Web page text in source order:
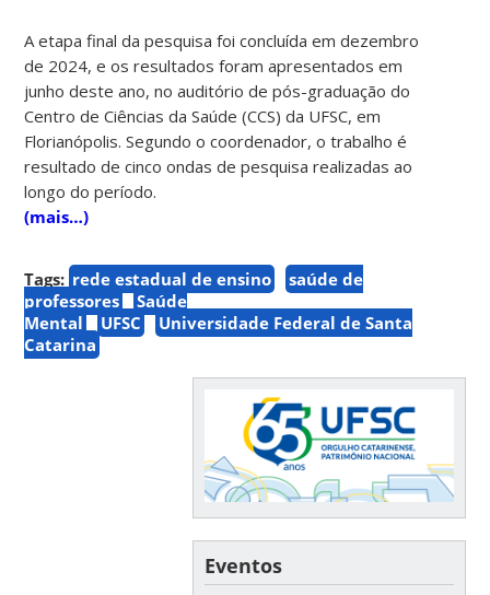
A etapa final da pesquisa foi concluída em dezembro
de 2024, e os resultados foram apresentados em
junho deste ano, no auditório de pós-graduação do
Centro de Ciências da Saúde (CCS) da UFSC, em
Florianópolis. Segundo o coordenador, o trabalho é
resultado de cinco ondas de pesquisa realizadas ao
longo do período.
(mais…)
Tags: rede estadual de ensino
saúde de
professores
Saúde
Mental
UFSC
Universidade Federal de Santa
Catarina
Eventos